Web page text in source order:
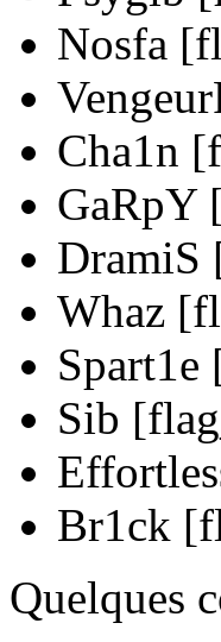
Nosfa
Cha1n
GaRpY
DramiS
Whaz
Spart1e
Sib
Br1ck
Quelques